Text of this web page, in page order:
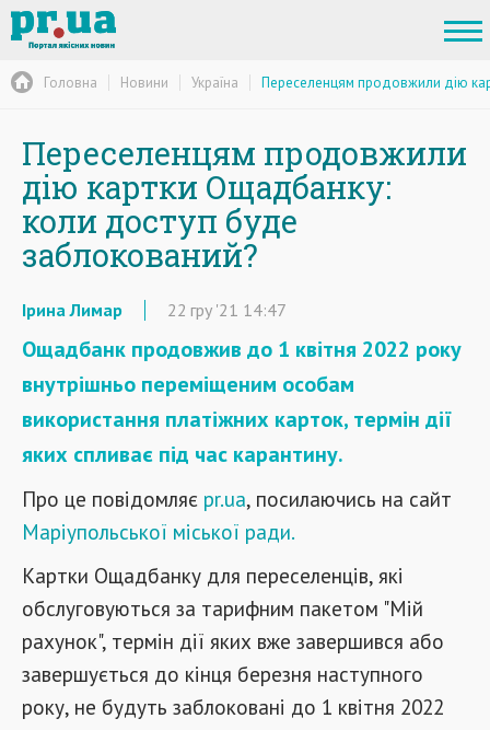
Головна Новини Україна Переселенцям продовжили дію
Переселенцям продовжили
дію картки Ощадбанку:
коли доступ буде
заблокований?
Ірина Лимар 22 гру '21 14:47
Ощадбанк продовжив до 1 квітня 2022 року
внутрішньо переміщеним особам
використання платіжних карток, термін дії
яких спливає під час карантину.
Про це повідомляє pr.ua, посилаючись на сайт
Маріупольської міської ради.
Картки Ощадбанку для переселенців, які
обслуговуються за тарифним пакетом "Мій
рахунок", термін дії яких вже завершився або
завершується до кінця березня наступного
року, не будуть заблоковані до 1 квітня 2022